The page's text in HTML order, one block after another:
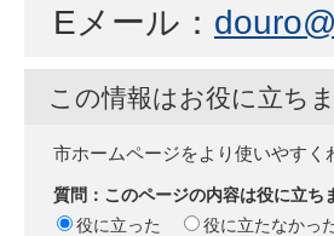
Eメール：
この情報はお役に立ち
市ホームページをより使いやす
質問：このページの内容は役に立ち
役に立った
役に立たなかっ